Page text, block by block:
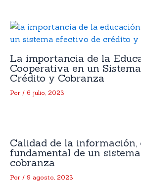
La importancia de la
Cooperativa en un
Crédito y Cobranza
Por / 6 julio, 2023
Calidad de la información,
fundamental de un
cobranza
Por / 9 agosto, 2023